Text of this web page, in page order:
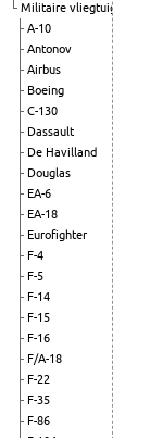
Militaire vliegtuigen
A-10
Antonov
Airbus
Boeing
C-130
Dassault
De Havilland
Douglas
EA-6
EA-18
Eurofighter
F-4
F-5
F-14
F-15
F-16
F/A-18
F-22
F-35
F-86